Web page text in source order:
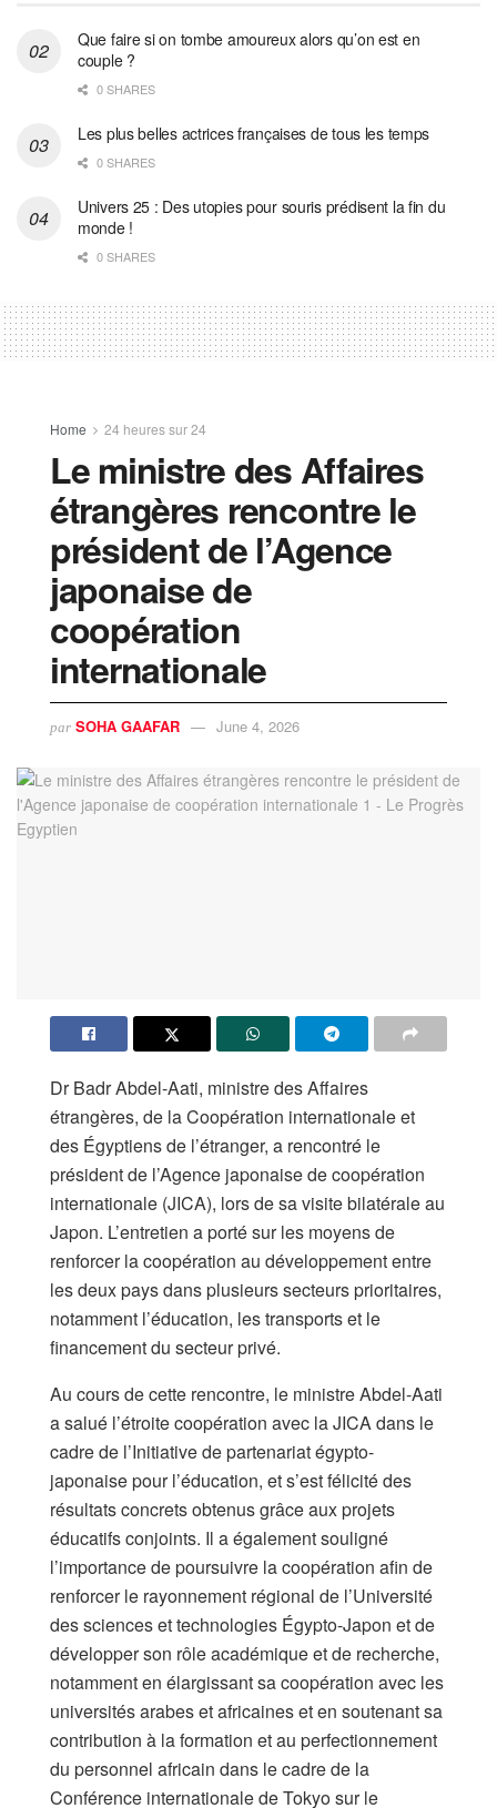
Que faire si on tombe amoureux alors qu’on est en
couple ?
0 SHARES
Les plus belles actrices françaises de tous les temps
0 SHARES
Univers 25 : Des utopies pour souris prédisent la fin du
monde !
0 SHARES
Home 24 heures sur 24
Le ministre des Affaires
étrangères rencontre le
président de l’Agence
japonaise de
coopération
internationale
par SOHA GAAFAR June 4, 2026
Dr Badr Abdel-Aati, ministre des Affaires
étrangères, de la Coopération internationale et
des Égyptiens de l’étranger, a rencontré le
président de l’Agence japonaise de coopération
internationale (JICA), lors de sa visite bilatérale au
Japon. L’entretien a porté sur les moyens de
renforcer la coopération au développement entre
les deux pays dans plusieurs secteurs prioritaires,
notamment l’éducation, les transports et le
financement du secteur privé.
Au cours de cette rencontre, le ministre Abdel-Aati
a salué l’étroite coopération avec la JICA dans le
cadre de l’Initiative de partenariat égypto-
japonaise pour l’éducation, et s’est félicité des
résultats concrets obtenus grâce aux projets
éducatifs conjoints. Il a également souligné
l’importance de poursuivre la coopération afin de
renforcer le rayonnement régional de l’Université
des sciences et technologies Égypto-Japon et de
développer son rôle académique et de recherche,
notamment en élargissant sa coopération avec les
universités arabes et africaines et en soutenant sa
contribution à la formation et au perfectionnement
du personnel africain dans le cadre de la
Conférence internationale de Tokyo sur le